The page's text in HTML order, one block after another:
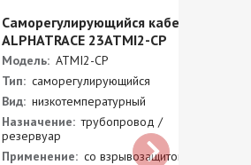
Саморегулирующийся кабель
ALPHATRACE 23ATMI2-CP
Модель: ATMI2-CP
Тип: саморегулирующийся
Вид: низкотемпературный
Назначение: трубопровод /
резервуар
Применение: со взрывозащитой